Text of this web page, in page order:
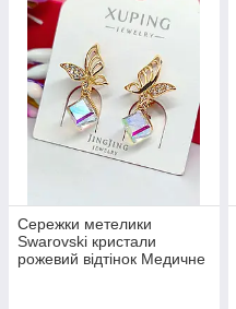
Сережки метелики
Swarovski кристали
рожевий відтінок Медичне